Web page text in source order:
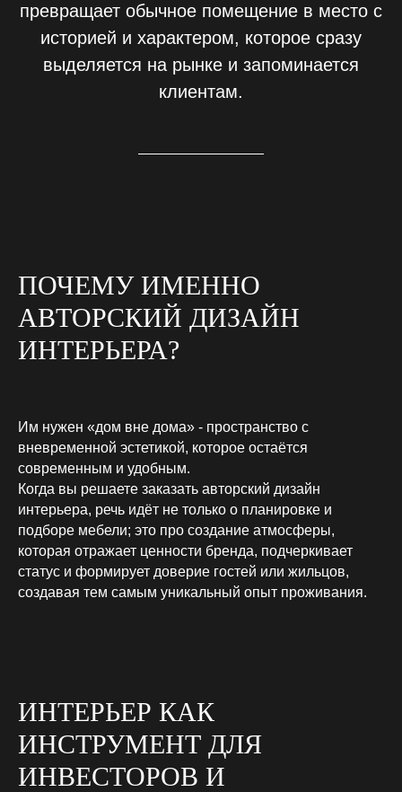
превращает обычное помещение в место с
историей и характером, которое сразу
выделяется на рынке и запоминается
клиентам.
ПОЧЕМУ ИМЕННО
АВТОРСКИЙ ДИЗАЙН
ИНТЕРЬЕРА?
Им нужен «дом вне дома» - пространство с
вневременной эстетикой, которое остаётся
современным и удобным.
Когда вы решаете заказать авторский дизайн
интерьера, речь идёт не только о планировке и
подборе мебели; это про создание атмосферы,
которая отражает ценности бренда, подчеркивает
статус и формирует доверие гостей или жильцов,
создавая тем самым уникальный опыт проживания.
ИНТЕРЬЕР КАК
ИНСТРУМЕНТ ДЛЯ
ИНВЕСТОРОВ И